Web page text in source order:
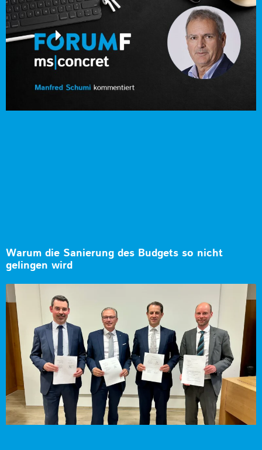
Warum die Sanierung des Budgets so nicht
gelingen wird